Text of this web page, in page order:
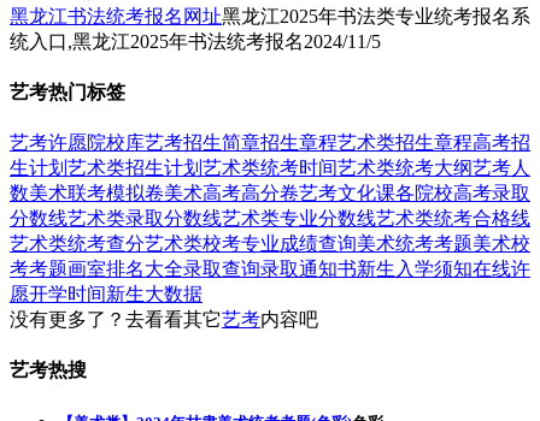
黑龙江书法统考报名网址黑龙江2025年书法类专业统考报名系
统入口,黑龙江2025年书法统考报名2024/11/5
艺考热门标签
艺考许愿院校库艺考招生简章招生章程艺术类招生章程高考招
生计划 艺术类招生计划 艺术类统考时间艺术类统考大纲艺考人
数美术联考模拟卷美术高考高分卷艺考文化课各院校高考录取
分数线艺术类录取分数线艺术类专业分数线艺术类统考合格线
艺术类统考查分艺术类校考专业成绩查询美术统考考题美术校
考考题画室排名大全录取查询录取通知书新生入学须知在线许
愿开学时间新生大数据
没有更多了？去看看其它艺考内容吧
艺考热搜